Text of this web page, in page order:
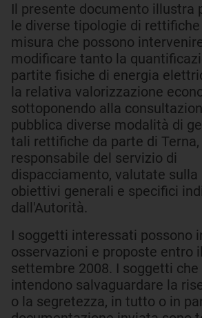
Il presente documento illustra
le diverse tipologie di
misura che possono
modificare tanto la
partite fisiche di energia
la relativa valorizzazione
sottoponendo alla
pubblica diverse modalità di
tali rettifiche da parte di Terna,
responsabile del servizio di
dispacciamento, valutate sulla
obiettivi generali e specifici
dall'Autorità.
I soggetti interessati possono
osservazioni e proposte entro
settembre 2008. I soggetti che
intendono salvaguardare la
o la segretezza, in tutto o in